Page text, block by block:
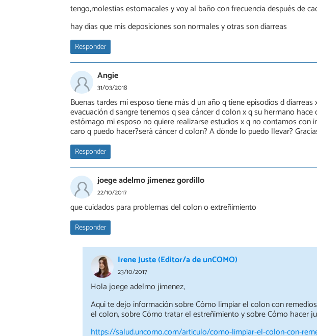
tengo,molestias estomacales y voy al baño con frecuencia después de
hay dias que mis deposiciones son normales y otras son diarreas
Responder
Angie
31/03/2018
Buenas tardes mi esposo tiene más d un año q tiene episodios d
evacuación d sangre tenemos q sea cáncer d colon x q su hermano
estómago mi esposo no quiere realizarse estudios x q no contamos con
caro q puedo hacer?será cáncer d colon? A dónde lo puedo llevar?
Responder
joege adelmo jimenez gordillo
22/10/2017
que cuidados para problemas del colon o extreñimiento
Responder
Irene Juste (Editor/a de unCOMO)
23/10/2017
Hola joege adelmo jimenez,
Aquí te dejo información sobre Cómo limpiar el colon con
el colon, sobre Cómo tratar el estreñimiento y sobre Cómo hacer
https://salud.uncomo.com/articulo/como-limpiar-el-colon-con-